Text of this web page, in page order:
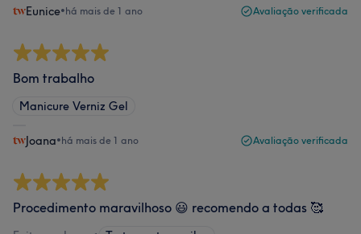
Eunice•há mais de 1 ano Avaliação verificada
Bom trabalho
Manicure Verniz Gel
Joana•há mais de 1 ano Avaliação verificada
Procedimento maravilhoso 😃 recomendo a todas 🥰